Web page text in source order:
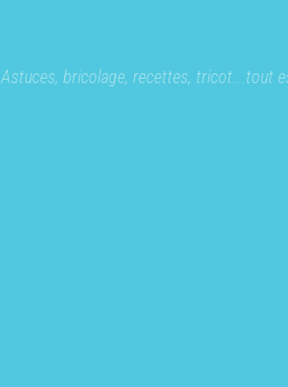
Astuces, bricolage, recettes, tricot...tout